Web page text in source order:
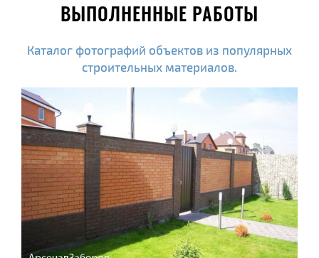
ВЫПОЛНЕННЫЕ РАБОТЫ
Каталог фотографий объектов из популярных
строительных материалов.